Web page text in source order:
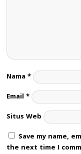
Nama *
Email *
Situs Web
Save my name,
the next time I